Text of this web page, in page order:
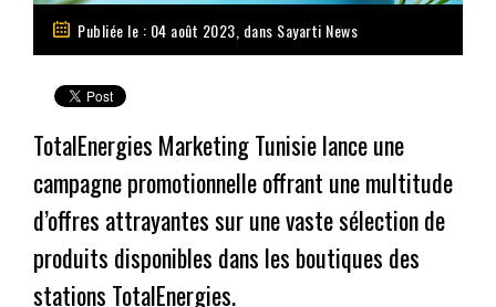
Publiée le : 04 août 2023, dans Sayarti News
TotalEnergies Marketing Tunisie lance une
campagne promotionnelle offrant une multitude
d’offres attrayantes sur une vaste sélection de
produits disponibles dans les boutiques des
stations TotalEnergies.